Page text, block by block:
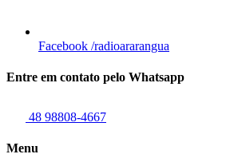
Facebook /radioararangua
Entre em contato pelo Whatsapp
48 98808-4667
Menu